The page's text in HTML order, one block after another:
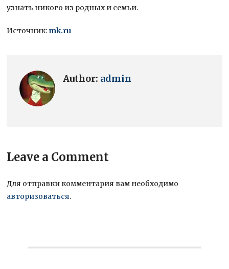
узнать никого из родных и семьи.
Источник: mk.ru
Author: admin
Leave a Comment
Для отправки комментария вам необходимо
авторизоваться.